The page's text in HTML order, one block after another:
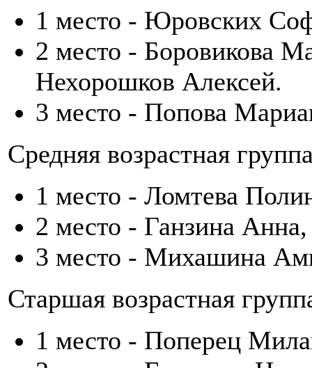
1 место - Юровских
2 место - Боровикова
Нехорошков Алексей.
3 место - Попова
Средняя возрастная
1 место - Ломтева
2 место - Ганзина
3 место - Михашина
Старшая возрастная
1 место - Поперец